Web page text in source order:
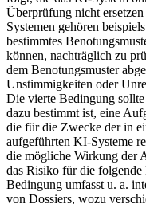
Überprüfung nicht
Systemen gehören
bestimmtes
können, nachträglich zu
dem Benotungsmuster
Unstimmigkeiten oder
Die vierte Bedingung
dazu bestimmt ist, eine
die für die Zwecke der in
aufgeführten KI-Systeme
die mögliche Wirkung der
das Risiko für die
Bedingung umfasst u. a.
von Dossiers, wozu